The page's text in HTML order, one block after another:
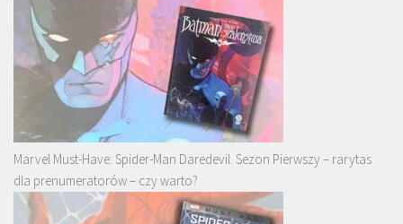
Marvel Must-Have: Spider-Man Daredevil. Sezon Pierwszy – rarytas
dla prenumeratorów – czy warto?